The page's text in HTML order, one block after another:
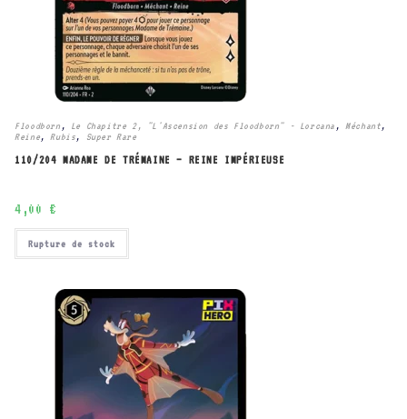
Floodborn , Le Chapitre 2, "L'Ascension des Floodborn" - Lorcana , Méchant,
Reine, Rubis, Super Rare
110/204 MADAME DE TRÉMAINE – REINE IMPÉRIEUSE
4,00 €
Rupture de stock